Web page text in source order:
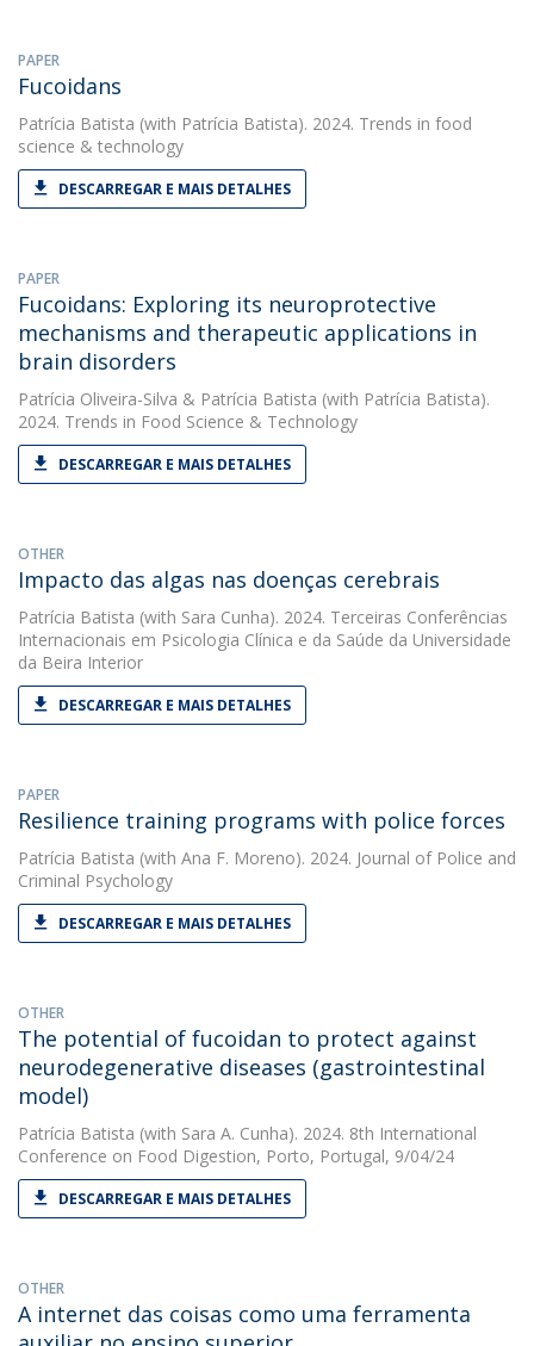
PAPER
Fucoidans
Patrícia Batista (with Patrícia Batista). 2024. Trends in food
science & technology
DESCARREGAR E MAIS DETALHES
PAPER
Fucoidans: Exploring its neuroprotective
mechanisms and therapeutic applications in
brain disorders
Patrícia Oliveira-Silva & Patrícia Batista (with Patrícia Batista).
2024. Trends in Food Science & Technology
DESCARREGAR E MAIS DETALHES
OTHER
Impacto das algas nas doenças cerebrais
Patrícia Batista (with Sara Cunha). 2024. Terceiras Conferências
Internacionais em Psicologia Clínica e da Saúde da Universidade
da Beira Interior
DESCARREGAR E MAIS DETALHES
PAPER
Resilience training programs with police forces
Patrícia Batista (with Ana F. Moreno). 2024. Journal of Police and
Criminal Psychology
DESCARREGAR E MAIS DETALHES
OTHER
The potential of fucoidan to protect against
neurodegenerative diseases (gastrointestinal
model)
Patrícia Batista (with Sara A. Cunha). 2024. 8th International
Conference on Food Digestion, Porto, Portugal, 9/04/24
DESCARREGAR E MAIS DETALHES
OTHER
A internet das coisas como uma ferramenta